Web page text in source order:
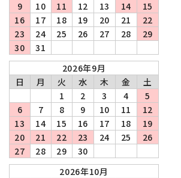
9
10 11 12 13 14
15
16
17 18 19 20 21
22
23
24 25 26 27 28
29
30
31
2026年9月
日
月 火 水 木 金
土
1
2 3 4
5
6
7 8 9 10 11
12
13
14 15 16 17 18
19
20
21 22 23 24 25
26
27
28 29
30
2026年10月